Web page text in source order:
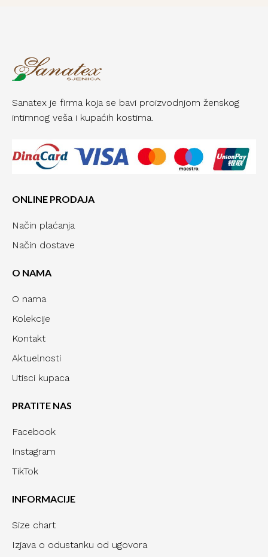
Sanatex je firma koja se bavi proizvodnjom ženskog
intimnog veša i kupaćih kostima.
ONLINE PRODAJA
Način plaćanja
Način dostave
O NAMA
O nama
Kolekcije
Kontakt
Aktuelnosti
Utisci kupaca
PRATITE NAS
Facebook
Instagram
TikTok
INFORMACIJE
Size chart
Izjava o odustanku od ugovora